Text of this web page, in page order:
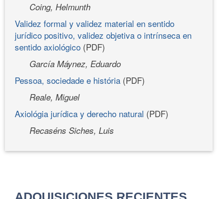
Coing, Helmunth
Validez formal y validez material en sentido
jurídico positivo, validez objetiva o intrínseca en
sentido axiológico (PDF)
García Máynez, Eduardo
Pessoa, sociedade e história (PDF)
Reale, Miguel
Axiológia jurídica y derecho natural (PDF)
Recaséns Siches, Luis